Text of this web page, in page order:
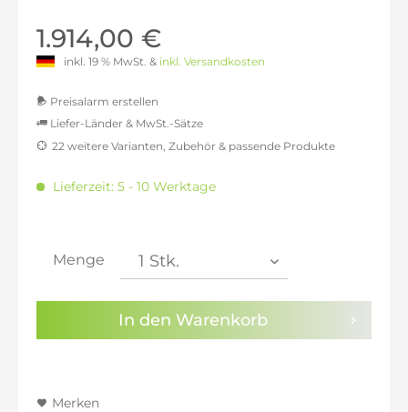
1.914,00 €
inkl. 19 % MwSt. & inkl. Versandkosten
Preisalarm erstellen
Sie haben dieDatenschutzbestimmungenzur
Kenntnis genommen.
Liefer-Länder & MwSt.-Sätze
inkl. 16% MwSt.: 1.865,75 €
inkl. 20% MwSt.: 1.930,08 €
inkl. 21% MwSt.: 1.946,17 €
inkl. 22% MwSt.: 1.962,25 €
22 weitere Varianten, Zubehör & passende Produkte
Lieferzeit: 5 - 10 Werktage
Menge
In den Warenkorb
Merken